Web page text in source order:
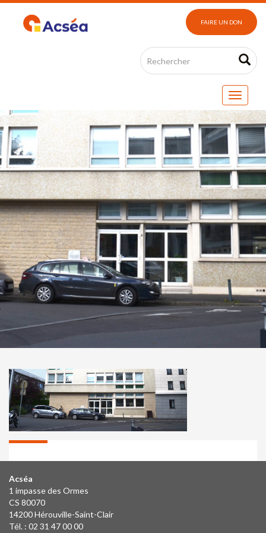
FAIRE UN DON
Acséa
1 impasse des Ormes
CS 80070
14200 Hérouville-Saint-Clair
Tél. : 02 31 47 00 00